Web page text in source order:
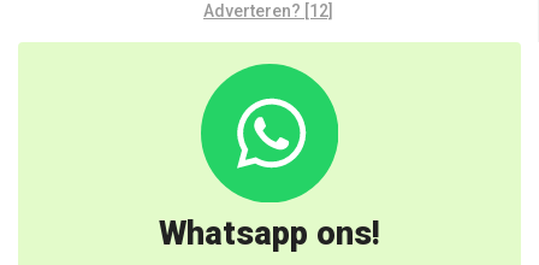
Adverteren? [12]
Whatsapp ons!